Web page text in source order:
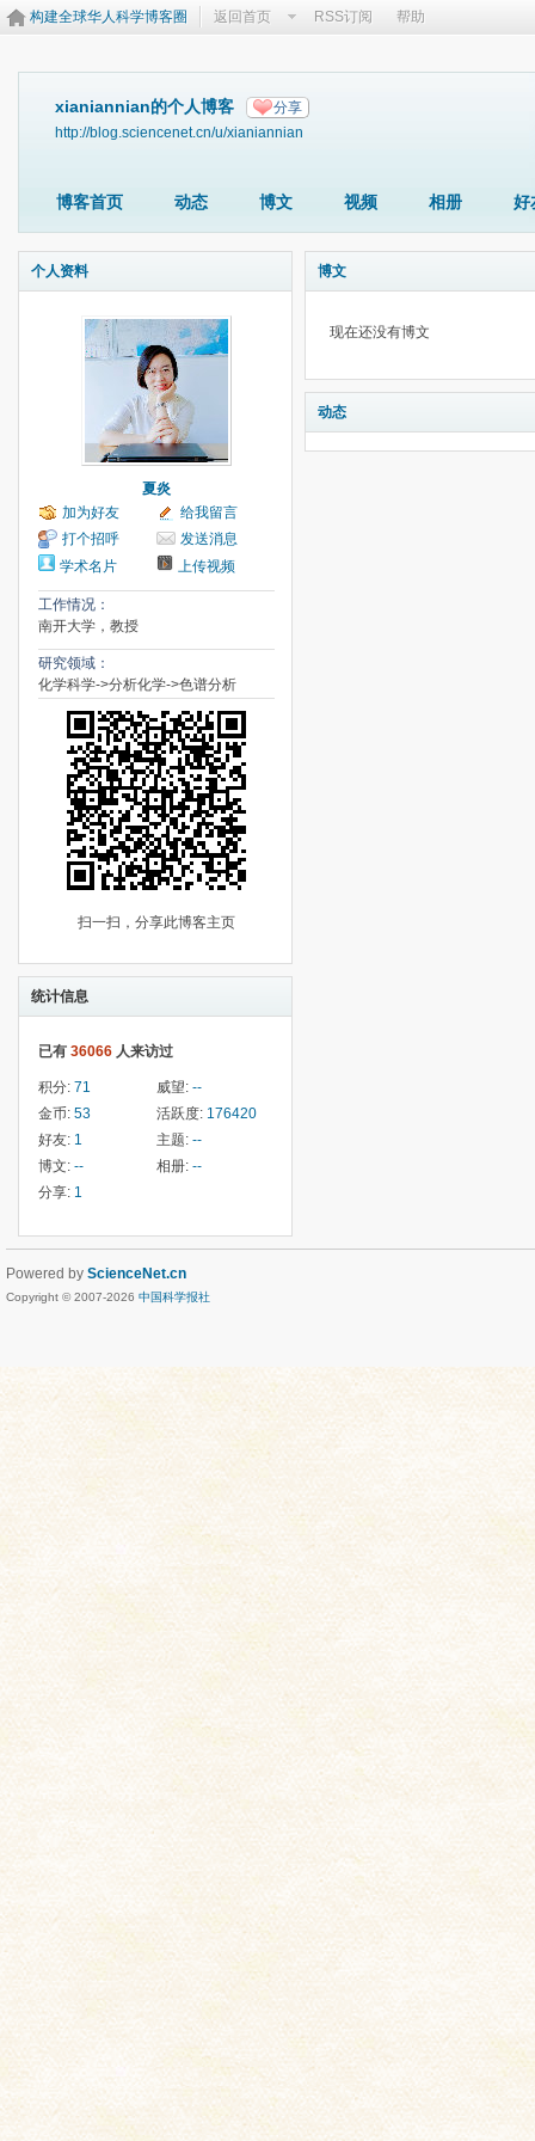
构建全球华人科学博客圈 返回首页 RSS订阅 帮助
xianiannian的个人博客 分享
http://blog.sciencenet.cn/u/xianiannian
博客首页 动态 博文 视频 相册 好
个人资料
夏炎
加为好友
给我留言
打个招呼
发送消息
学术名片
上传视频
工作情况：
南开大学，教授
研究领域：
化学科学->分析化学->色谱分析
扫一扫，分享此博客主页
统计信息
已有 36066 人来访过
积分: 71 威望: --
金币: 53 活跃度: 176420
好友: 1 主题: --
博文: -- 相册: --
分享: 1
博文
现在还没有博文
动态
Powered by ScienceNet.cn
Copyright © 2007-2026 中国科学报社